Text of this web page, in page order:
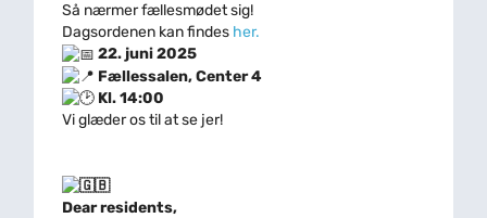
Så nærmer fællesmødet sig!
Dagsordenen kan findes her.
22. juni 2025
Fællessalen, Center 4
Kl. 14:00
Vi glæder os til at se jer!
Dear residents,